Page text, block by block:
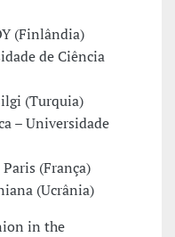
(Finlândia)
de Ciência
(Turquia)
– Universidade
(França)
(Ucrânia)
in the